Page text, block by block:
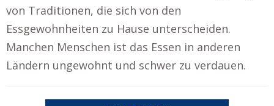
von Traditionen, die sich von den
Essgewohnheiten zu Hause unterscheiden.
Manchen Menschen ist das Essen in anderen
Ländern ungewohnt und schwer zu verdauen.